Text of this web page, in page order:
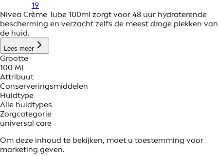
19
Nivea Crème Tube 100ml zorgt voor 48 uur hydraterende
bescherming en verzacht zelfs de meest droge plekken van
de huid.
Lees meer
Grootte
100 ML
Attribuut
Conserveringsmiddelen
Huidtype
Alle huidtypes
Zorgcategorie
universal care
Om deze inhoud te bekijken, moet u toestemming voor
marketing geven.